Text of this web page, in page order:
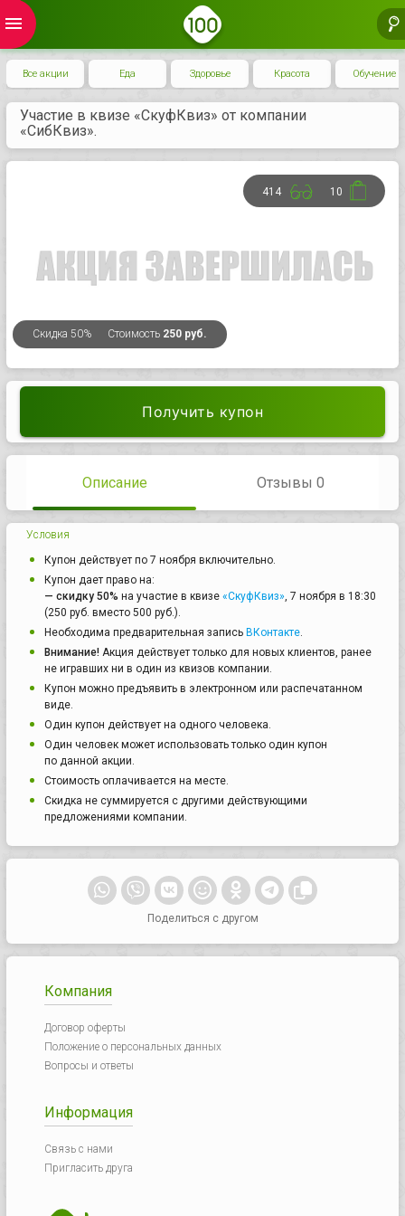
menu
Все акции Еда Здоровье Красота Обучение
Участие в квизе «СкуфКвиз» от компании
«СибКвиз».
Скидка 50% Стоимость 250 руб.
414 10
Получить купон
Описание Отзывы 0
Условия
Купон действует по 7 ноября включительно.
Купон дает право на:
— скидку 50% на участие в квизе «СкуфКвиз» , 7 ноября в 18:30
(250 руб. вместо 500 руб.).
Необходима предварительная запись ВКонтакте
Внимание! Акция действует только для новых клиентов, ранее
не игравших ни в один из квизов компании.
Купон можно предъявить в электронном или распечатанном
виде.
Один купон действует на одного человека.
Один человек может использовать только один купон
по данной акции.
Стоимость оплачивается на месте.
Скидка не суммируется с другими действующими
предложениями компании.
Поделиться с другом
Компания
Договор оферты
Положение о персональных данных
Вопросы и ответы
Информация
Связь с нами
Пригласить друга